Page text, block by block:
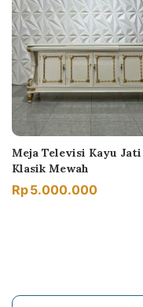
Meja Televisi Kayu Jati
Klasik Mewah
Rp5.000.000